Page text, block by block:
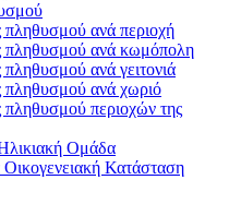
πληθυσμού ανά περιοχή
πληθυσμού ανά κωμόπολη
πληθυσμού ανά γειτονιά
πληθυσμού ανά χωριό
πληθυσμού περιοχών της
Ομάδα
Κατάσταση